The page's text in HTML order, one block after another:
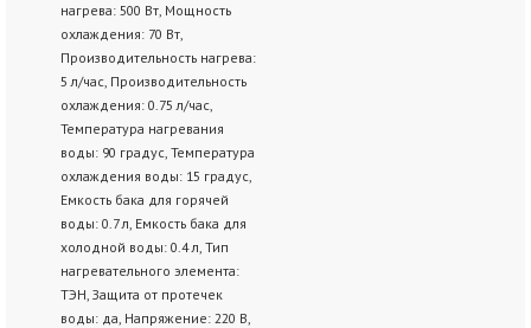
нагрева: 500 Вт, Мощность
охлаждения: 70 Вт,
Производительность нагрева:
5 л/час, Производительность
охлаждения: 0.75 л/час,
Температура нагревания
воды: 90 градус, Температура
охлаждения воды: 15 градус,
Емкость бака для горячей
воды: 0.7 л, Емкость бака для
холодной воды: 0.4 л, Тип
нагревательного элемента:
ТЭН, Защита от протечек
воды: да, Напряжение: 220 В,